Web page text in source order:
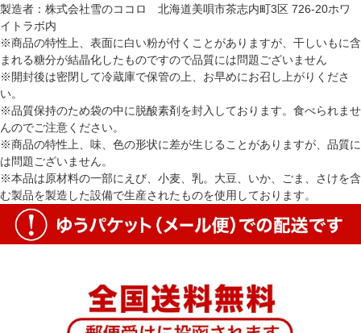
製造者：株式会社雪のココロ 北海道美唄市茶志内町3区 726-20ホワ
イトラボ内
※商品の特性上、表面に白い粉が付くことがありますが、干しいもに含
まれる糖分が結晶化したものですので品質には問題ございません
※開封後は密閉して冷蔵庫で保管の上、お早めにお召し上がりくださ
い。
※品質保持のため袋の中に脱酸素剤を封入しております。食べられませ
んのでご注意ください。
※商品の特性上、味、色の形状に差が生じることがありますが、品質に
は問題ございません。
※本品は原材料の一部にえび、小麦、乳。大豆、いか、ごま、さけを含
む製品を製造した設備で生産されたものを使用しております。